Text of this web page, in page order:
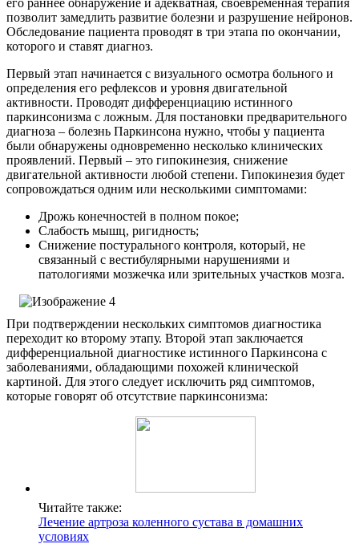
его раннее обнаружение и адекватная, своевременная терапия
позволит замедлить развитие болезни и разрушение нейронов.
Обследование пациента проводят в три этапа по окончании,
которого и ставят диагноз.
Первый этап начинается с визуального осмотра больного и
определения его рефлексов и уровня двигательной
активности. Проводят дифференциацию истинного
паркинсонизма с ложным. Для постановки предварительного
диагноза – болезнь Паркинсона нужно, чтобы у пациента
были обнаружены одновременно несколько клинических
проявлений. Первый – это гипокинезия, снижение
двигательной активности любой степени. Гипокинезия будет
сопровождаться одним или несколькими симптомами:
Дрожь конечностей в полном покое;
Слабость мышц, ригидность;
Снижение постурального контроля, который, не
связанный с вестибулярными нарушениями и
патологиями мозжечка или зрительных участков мозга.
При подтверждении нескольких симптомов диагностика
переходит ко второму этапу. Второй этап заключается
дифференциальной диагностике истинного Паркинсона с
заболеваниями, обладающими похожей клинической
картиной. Для этого следует исключить ряд симптомов,
которые говорят об отсутствие паркинсонизма:
Читайте также:
Лечение артроза коленного сустава в домашних
условиях